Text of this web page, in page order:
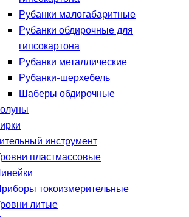
Рубанки малогабаритные
Рубанки обдирочные для
гипсокартона
Рубанки металлические
Рубанки-шерхебель
Шаберы обдирочные
инструмент
пластмассовые
токоизмерительные
литые